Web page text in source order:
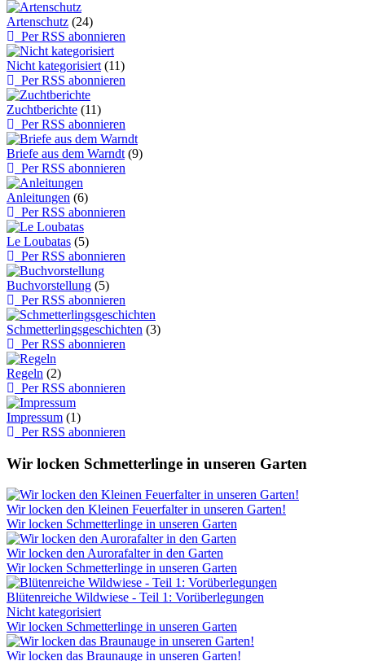
Artenschutz (24)
Per RSS abonnieren
Nicht kategorisiert (11)
Per RSS abonnieren
Zuchtberichte (11)
Per RSS abonnieren
Briefe aus dem Warndt (9)
Per RSS abonnieren
Anleitungen (6)
Per RSS abonnieren
Le Loubatas (5)
Per RSS abonnieren
Buchvorstellung (5)
Per RSS abonnieren
Schmetterlingsgeschichten (3)
Per RSS abonnieren
Regeln (2)
Per RSS abonnieren
Impressum (1)
Per RSS abonnieren
Wir locken Schmetterlinge in unseren Garten
Wir locken den Kleinen Feuerfalter in unseren Garten!
Wir locken Schmetterlinge in unseren Garten
Wir locken den Aurorafalter in den Garten
Wir locken Schmetterlinge in unseren Garten
Blütenreiche Wildwiese - Teil 1: Vorüberlegungen
Nicht kategorisiert
Wir locken Schmetterlinge in unseren Garten
Wir locken das Braunauge in unseren Garten!